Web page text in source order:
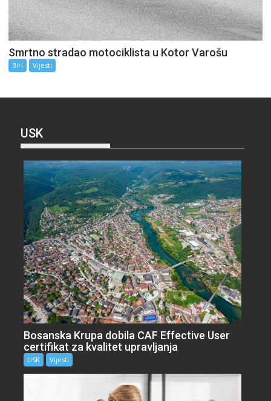
Smrtno stradao motociklista u Kotor Varošu
BiH Vijesti
USK
Bosanska Krupa dobila CAF Effective User
certifikat za kvalitet upravljanja
USK Vijesti